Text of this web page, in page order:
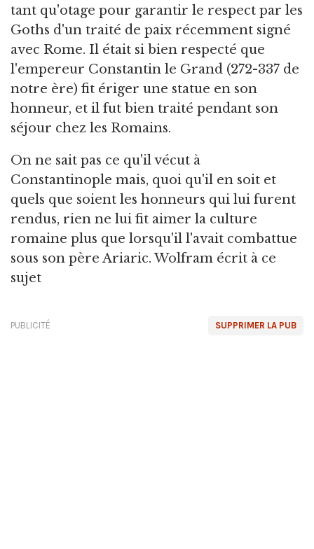
tant qu'otage pour garantir le respect par les
Goths d'un traité de paix récemment signé
avec Rome. Il était si bien respecté que
l'empereur Constantin le Grand (272-337 de
notre ère) fit ériger une statue en son
honneur, et il fut bien traité pendant son
séjour chez les Romains.
On ne sait pas ce qu'il vécut à
Constantinople mais, quoi qu'il en soit et
quels que soient les honneurs qui lui furent
rendus, rien ne lui fit aimer la culture
romaine plus que lorsqu'il l'avait combattue
sous son père Ariaric. Wolfram écrit à ce
sujet
SUPPRIMER LA PUB
PUBLICITÉ